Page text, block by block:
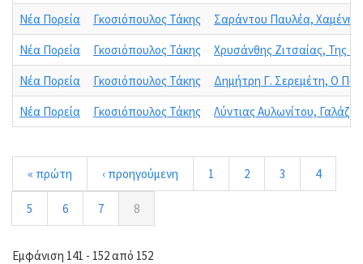
Νέα Πορεία
Γκοσιόπουλος Τάκης
Σαράντου Παυλέα, Χαμένη
Νέα Πορεία
Γκοσιόπουλος Τάκης
Χρυσάνθης Ζιτσαίας, Της
Νέα Πορεία
Γκοσιόπουλος Τάκης
Δημήτρη Γ. Σερεμέτη, Ο
Νέα Πορεία
Γκοσιόπουλος Τάκης Λύντιας Αυλωνίτου,
« πρώτη ‹ προηγούμενη 1 2 3 4
5 6 7 8
Εμφάνιση 141 - 152 από 152